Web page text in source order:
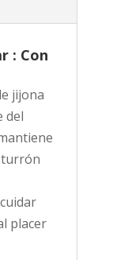
: Con
jijona
del
turrón
placer